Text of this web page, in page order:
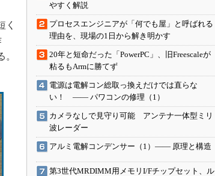
く
やすく解説
プロセスエンジニアが「何でも屋」と呼ばれる
理由を、現場の1日から解き明かす
20年と短命だった「PowerPC」、旧Freescaleが
粘るもArmに勝てず
電源は電解コン総取っ換えだけでは直らな
い！ ―― パワコンの修理（1）
カメラなしで見守り可能 アンテナ一体型ミリ
波レーダー
アルミ電解コンデンサー（1）―― 原理と構造
第3世代MRDIMM用メモリI/Fチップセット、ル